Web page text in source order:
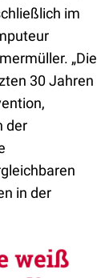
im
„Die
30 Jahren
der
in der